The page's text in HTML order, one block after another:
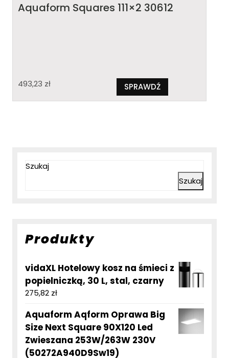
Aquaform Squares 111×2 30612
493,23 zł SPRAWDŹ
Szukaj
Szukaj
Produkty
vidaXL Hotelowy kosz na śmieci z
popielniczką, 30 L, stal, czarny
275,82 zł
Aquaform Aqform Oprawa Big
Size Next Square 90X120 Led
Zwieszana 253W/263W 230V
(50272A940D9Sw19)